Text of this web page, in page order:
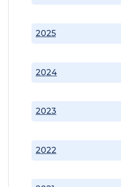
2022
2023
2024
2025